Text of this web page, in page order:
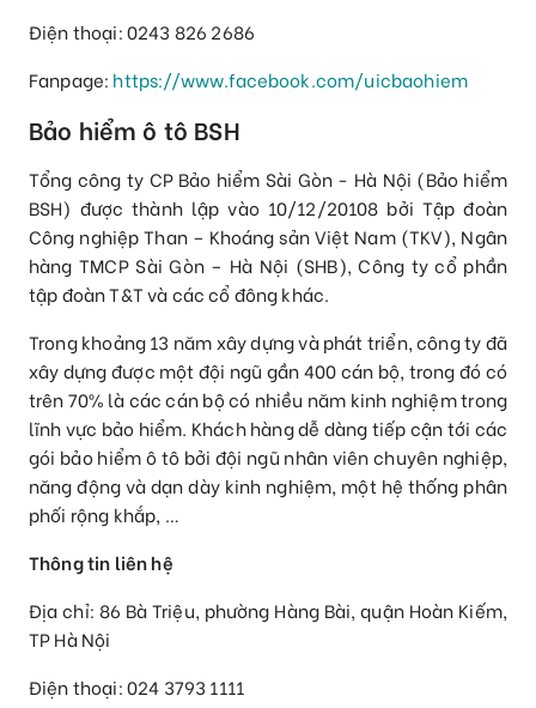
Điện thoại: 0243 826 2686
Fanpage: https://www.facebook.com/uicbaohiem
Bảo hiểm ô tô BSH
Tổng công ty CP Bảo hiểm Sài Gòn - Hà Nội (Bảo hiểm
BSH) được thành lập vào 10/12/20108 bởi Tập đoàn
Công nghiệp Than – Khoáng sản Việt Nam (TKV), Ngân
hàng TMCP Sài Gòn – Hà Nội (SHB), Công ty cổ phần
tập đoàn T&T và các cổ đông khác.
Trong khoảng 13 năm xây dựng và phát triển, công ty đã
xây dựng được một đội ngũ gần 400 cán bộ, trong đó có
trên 70% là các cán bộ có nhiều năm kinh nghiệm trong
lĩnh vực bảo hiểm. Khách hàng dễ dàng tiếp cận tới các
gói bảo hiểm ô tô bởi đội ngũ nhân viên chuyên nghiệp,
năng động và dạn dày kinh nghiệm, một hệ thống phân
phối rộng khắp, …
Thông tin liên hệ
Địa chỉ: 86 Bà Triệu, phường Hàng Bài, quận Hoàn Kiếm,
TP Hà Nội
Điện thoại: 024 3793 1111